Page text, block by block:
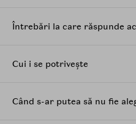
Dupa 4 saptamani:
frunte.
- Tenul este semnificativ
Întrebări la care răspunde
Cui i se potrivește
Când s-ar putea să nu fie